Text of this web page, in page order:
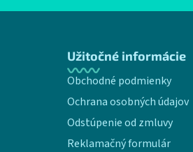
Užitočné informácie
Obchodné podmienky
Ochrana osobných údajov
Odstúpenie od zmluvy
Reklamačný formulár